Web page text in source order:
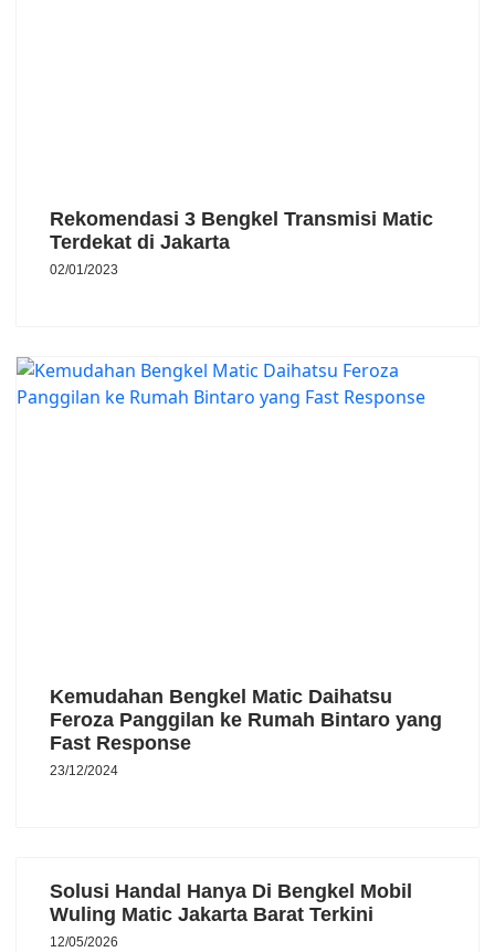
Rekomendasi 3 Bengkel Transmisi Matic
Terdekat di Jakarta
02/01/2023
Kemudahan Bengkel Matic Daihatsu
Feroza Panggilan ke Rumah Bintaro yang
Fast Response
23/12/2024
Solusi Handal Hanya Di Bengkel Mobil
Wuling Matic Jakarta Barat Terkini
12/05/2026